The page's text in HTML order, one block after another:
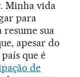
Minha vida
para
resume sua
apesar do
que é
de